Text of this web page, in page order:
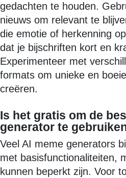
gedachten te houden.
nieuws om relevant te
die emotie of herkenning
dat je bijschriften kort en
Experimenteer met
formats om unieke en
creëren.
Is het gratis om de
generator te
Veel AI meme generators
met basisfunctionaliteiten,
kunnen beperkt zijn. Voor